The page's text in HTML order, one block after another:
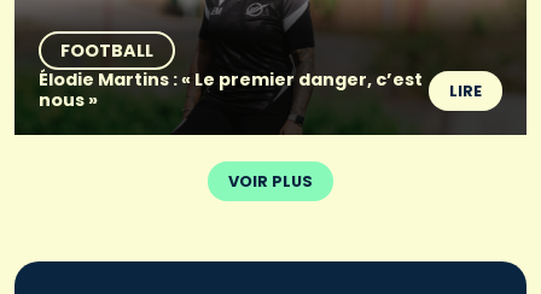
FOOTBALL
Élodie Martins : « Le premier danger, c’est
nous »
LIRE
VOIR PLUS